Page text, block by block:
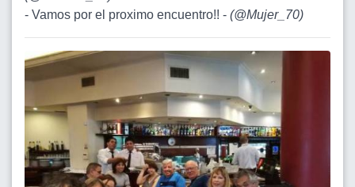
- Vamos por el proximo encuentro!! - (@Mujer_70)